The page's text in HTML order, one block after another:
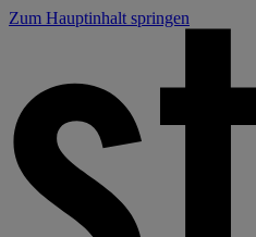
Zum Hauptinhalt springen